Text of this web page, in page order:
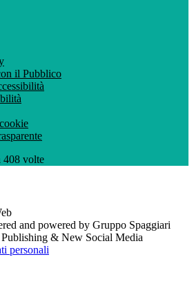
il Pubblico
408 volte
and powered by Gruppo Spaggiari
& New Social Media
personali